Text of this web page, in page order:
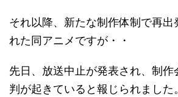
それ以降、新たな制作体制で再出
れた同アニメですが・・
先日、放送中止が発表され、制
判が起きていると報じられました。